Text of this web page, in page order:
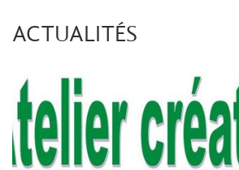
ACTUALITÉS